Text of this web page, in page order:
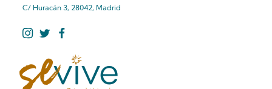
C/ Huracán 3, 28042, Madrid